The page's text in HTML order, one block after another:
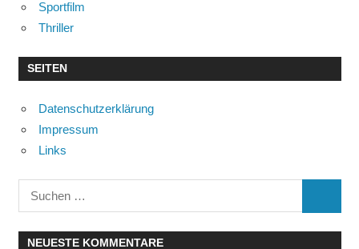
Sportfilm
Thriller
SEITEN
Datenschutzerklärung
Impressum
Links
Suchen
nach:
NEUESTE KOMMENTARE